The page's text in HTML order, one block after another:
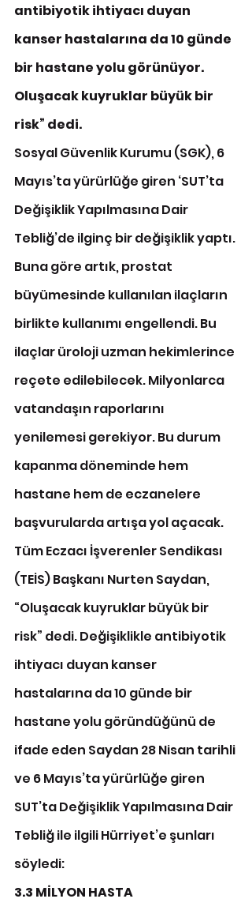
antibiyotik ihtiyacı duyan
kanser hastalarına da 10 günde
bir hastane yolu görünüyor.
Oluşacak kuyruklar büyük bir
risk” dedi.
Sosyal Güvenlik Kurumu (SGK), 6
Mayıs’ta yürürlüğe giren ‘SUT’ta
Değişiklik Yapılmasına Dair
Tebliğ’de ilginç bir değişiklik yaptı.
Buna göre artık, prostat
büyümesinde kullanılan ilaçların
birlikte kullanımı engellendi. Bu
ilaçlar üroloji uzman hekimlerince
reçete edilebilecek. Milyonlarca
vatandaşın raporlarını
yenilemesi gerekiyor. Bu durum
kapanma döneminde hem
hastane hem de eczanelere
başvurularda artışa yol açacak.
Tüm Eczacı İşverenler Sendikası
(TEİS) Başkanı Nurten Saydan,
“Oluşacak kuyruklar büyük bir
risk” dedi. Değişiklikle antibiyotik
ihtiyacı duyan kanser
hastalarına da 10 günde bir
hastane yolu göründüğünü de
ifade eden Saydan 28 Nisan tarihli
ve 6 Mayıs’ta yürürlüğe giren
SUT’ta Değişiklik Yapılmasına Dair
Tebliğ ile ilgili Hürriyet’e şunları
söyledi:
3.3 MİLYON HASTA